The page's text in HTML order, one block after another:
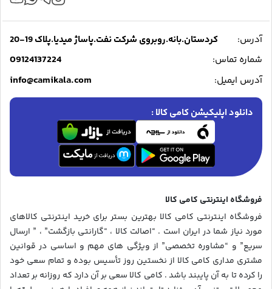
آدرس:
کردستان.بانه.روبروی شرکت نفت.پاساژ میدیا.پلاک 19-20
شماره تماس:
09124137224
آدرس ایمیل: info@camikala.com
دانلود اپلیکیشن کامی کالا :
فروشگاه اینترنتی کامی کالا
فروشگاه اینترنتی کامی کالا بهترین بستر برای خرید اینترنتی کالاهای
مورد نیاز شما در ایران است . “اصالت کالا ، “گارانتی بازگشت” ، ” ارسال
سریع” و “مشاوره تخصصی” از ویژگی های مهم و اساسی در قوانین
مشتری مداری کامی کالا از نخستین روز تأسیس بوده و تمام سعی خود
را کرده تا به آن پایبند باشد . کامی کالا سعی بر آن دارد که روزانه بر تعداد